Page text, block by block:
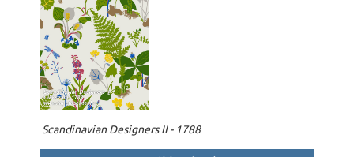
Scandinavian Designers II - 1788